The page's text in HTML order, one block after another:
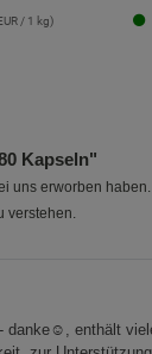
/ 1 kg)
Kapseln"
uns erworben
verstehen.
danke☺️, enthält